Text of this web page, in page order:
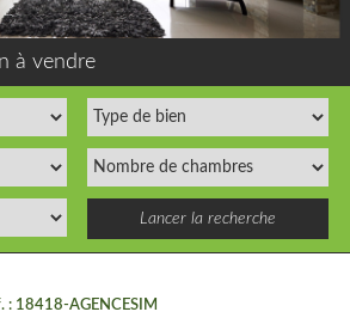
CONTACT
ACHETERUN BIEN
VENDRE
CONFIEZ-NOUSVOTRE
RECHERCHE
ESTIMATIONGRATUITE
NOS BIENSVENDUS
à vendre
: 18418-AGENCESIM